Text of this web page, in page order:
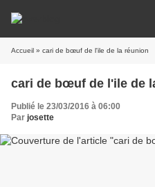
Accueil » cari de bœuf de l'ile de la réunion
cari de bœuf de l'ile de
Publié le 23/03/2016 à 06:00
Par josette